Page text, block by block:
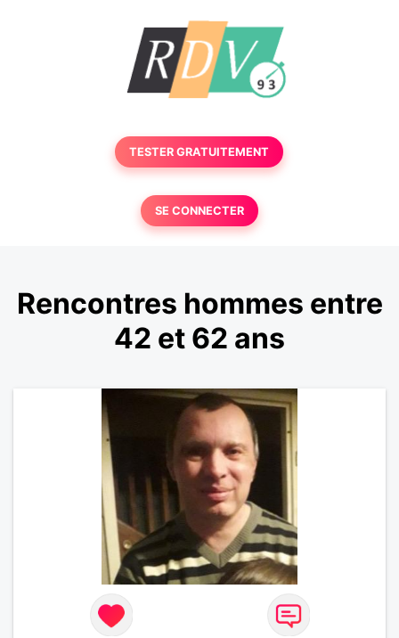
TESTER GRATUITEMENT
SE CONNECTER
Rencontres hommes entre
42 et 62 ans